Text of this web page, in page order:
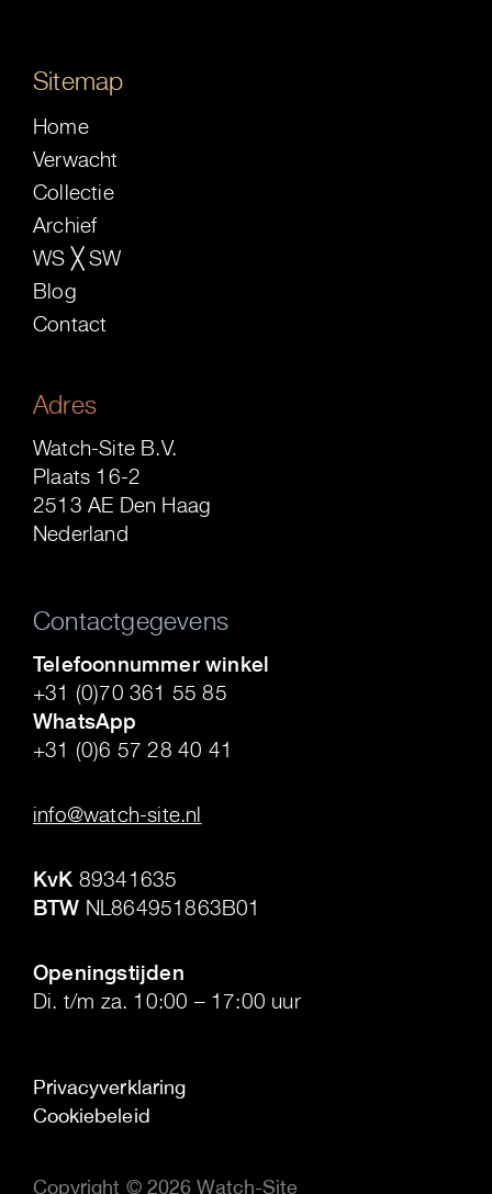
Sitemap
Home
Verwacht
Collectie
Archief
WS ╳ SW
Blog
Contact
Adres
Watch-Site B.V.
Plaats 16-2
2513 AE Den Haag
Nederland
Contactgegevens
Telefoonnummer winkel
+31 (0)70 361 55 85
WhatsApp
+31 (0)6 57 28 40 41
info@watch-site.nl
KvK 89341635
BTW NL864951863B01
Openingstijden
Di. t/m za. 10:00 – 17:00 uur
Privacyverklaring
Cookiebeleid
Copyright © 2026 Watch-Site